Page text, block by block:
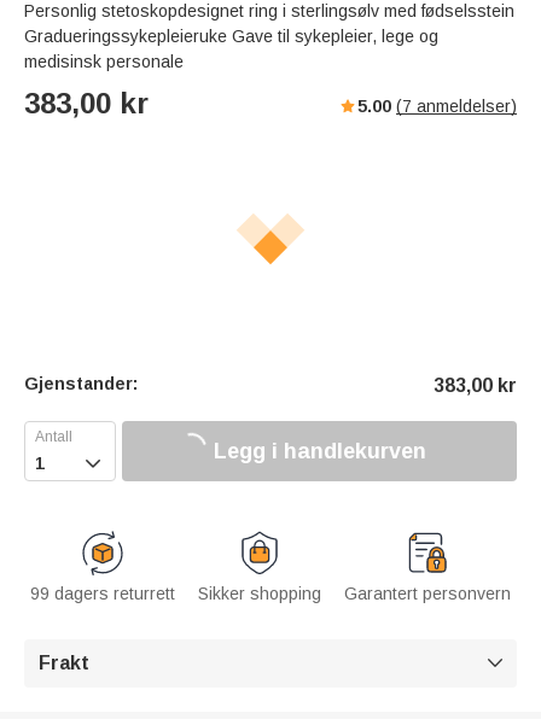
Personlig stetoskopdesignet ring i sterlingsølv med fødselsstein
Gradueringssykepleieruke Gave til sykepleier, lege og
medisinsk personale
383,00 kr 5.00 (7 anmeldelser)
Gjenstander: 383,00 kr
 Legg i handlekurven
99 dagers returrett Sikker shopping Garantert personvern
Frakt 